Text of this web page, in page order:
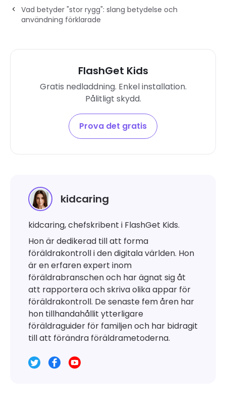
Vad betyder "stor rygg": slang betydelse och
användning förklarade
FlashGet Kids
Gratis nedladdning. Enkel installation.
Pålitligt skydd.
Prova det gratis
kidcaring
kidcaring, chefskribent i FlashGet Kids.
Hon är dedikerad till att forma
föräldrakontroll i den digitala världen. Hon
är en erfaren expert inom
föräldrabranschen och har ägnat sig åt
att rapportera och skriva olika appar för
föräldrakontroll. De senaste fem åren har
hon tillhandahållit ytterligare
föräldraguider för familjen och har bidragit
till att förändra föräldrametoderna.